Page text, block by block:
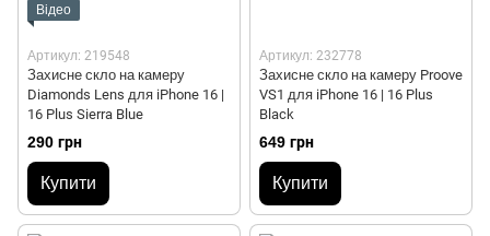
Відео
Артикул: 219548
Захисне скло на камеру
Diamonds Lens для iPhone 16 |
16 Plus Sierra Blue
290 грн
Купити
Артикул: 232778
Захисне скло на камеру Proove
VS1 для iPhone 16 | 16 Plus
Black
649 грн
Купити